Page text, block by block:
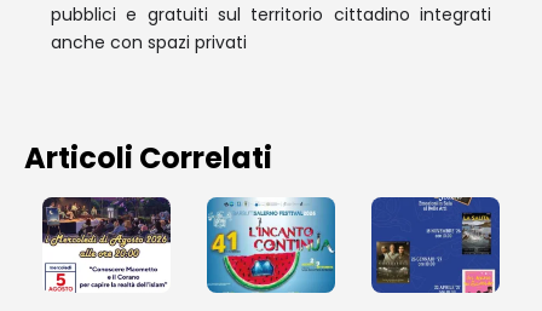
pubblici e gratuiti sul territorio cittadino integrati
anche con spazi privati
Articoli Correlati